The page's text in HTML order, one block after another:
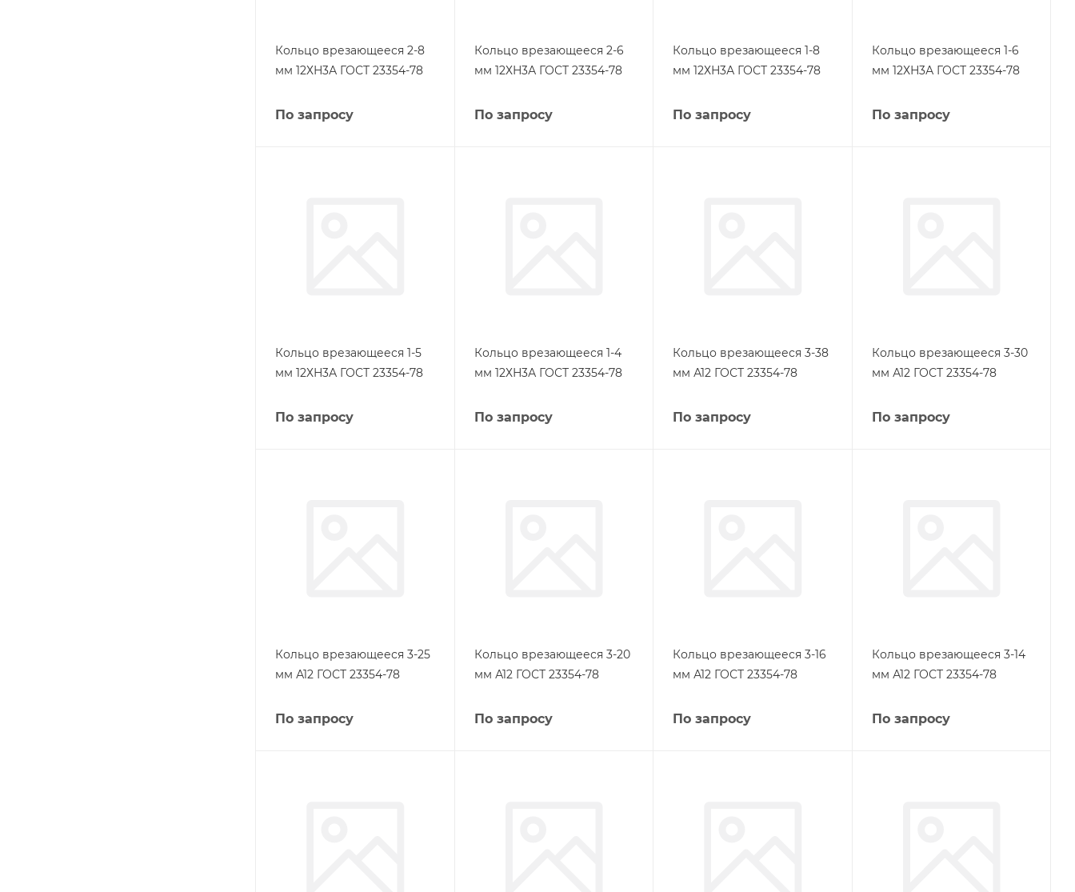
Кольцо врезающееся 2-8
мм 12ХН3А ГОСТ 23354-78
По запросу
Кольцо врезающееся 2-6
мм 12ХН3А ГОСТ 23354-78
По запросу
Кольцо врезающееся 1-8
мм 12ХН3А ГОСТ 23354-78
По запросу
Кольцо врезающееся 1-6
мм 12ХН3А ГОСТ 23354-78
По запросу
Кольцо врезающееся 1-5
мм 12ХН3А ГОСТ 23354-78
По запросу
Кольцо врезающееся 1-4
мм 12ХН3А ГОСТ 23354-78
По запросу
Кольцо врезающееся 3-38
мм А12 ГОСТ 23354-78
По запросу
Кольцо врезающееся 3-30
мм А12 ГОСТ 23354-78
По запросу
Кольцо врезающееся 3-25
мм А12 ГОСТ 23354-78
По запросу
Кольцо врезающееся 3-20
мм А12 ГОСТ 23354-78
По запросу
Кольцо врезающееся 3-16
мм А12 ГОСТ 23354-78
По запросу
Кольцо врезающееся 3-14
мм А12 ГОСТ 23354-78
По запросу